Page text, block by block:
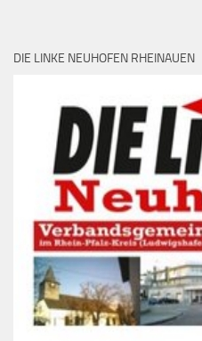
DIE LINKE NEUHOFEN RHEINAUEN